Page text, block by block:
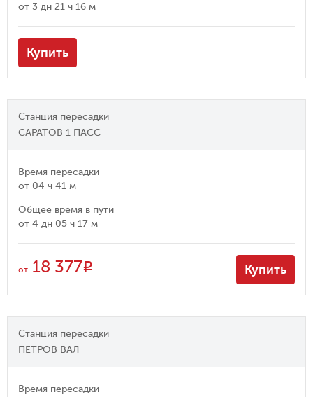
от 3 дн 21 ч 16 м
Купить
Станция пересадки
САРАТОВ 1 ПАСС
Время пересадки
от 04 ч 41 м
Общее время в пути
от 4 дн 05 ч 17 м
от 18 377R Купить
Станция пересадки
ПЕТРОВ ВАЛ
Время пересадки